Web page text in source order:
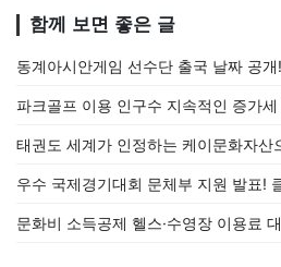
함께 보면 좋은 글
동계아시안게임 선수단 출국 날짜 공
파크골프 이용 인구수 지속적인 증가
태권도 세계가 인정하는 케이문화자산
우수 국제경기대회 문체부 지원 발표!
문화비 소득공제 헬스·수영장 이용료